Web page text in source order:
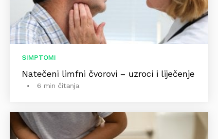
SIMPTOMI
Natečeni limfni čvorovi – uzroci i liječenje
6 min čitanja